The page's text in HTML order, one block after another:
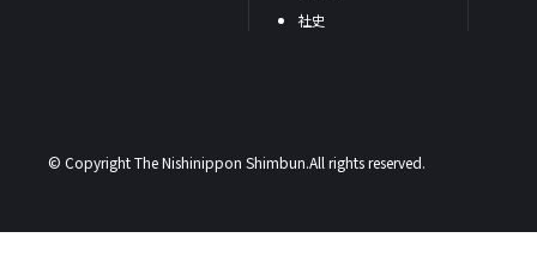
社史
© Copyright The Nishinippon Shimbun.All rights reserved.